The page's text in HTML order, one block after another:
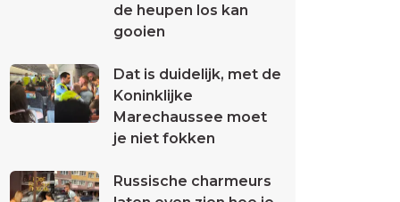
de heupen los kan
gooien
Dat is duidelijk, met de
Koninklijke
Marechaussee moet
je niet fokken
Russische charmeurs